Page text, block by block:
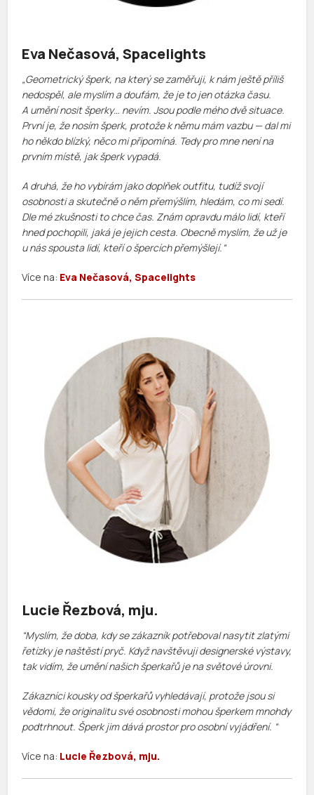
Eva Nečasová, Spacelights
„Geometrický šperk, na který se zaměřuji, k nám ještě příliš
nedospěl, ale myslím a doufám, že je to jen otázka času.
A umění nosit šperky… nevím. Jsou podle mého dvě situace.
První je, že nosím šperk, protože k němu mám vazbu — dal mi
ho někdo blízký, něco mi připomíná. Tedy pro mne není na
prvním místě, jak šperk vypadá.
A druhá, že ho vybírám jako doplňek outfitu, tudíž svojí
osobnosti a skutečně o něm přemýšlím, hledám, co mi sedí.
Dle mé zkušnosti to chce čas. Znám opravdu málo lidí, kteří
hned pochopili, jaká je jejich cesta. Obecně myslím, že už je
u nás spousta lidí, kteří o špercích přemýšlejí.“
Více na: Eva Nečasová, Spacelights
Lucie Řezbová, mju.
“Myslím, že doba, kdy se zákazník potřeboval nasytit zlatými
řetízky je naštěstí pryč. Když navštěvuji designerské výstavy,
tak vidím, že umění našich šperkařů je na světové úrovni.
Zákazníci kousky od šperkařů vyhledávají, protože jsou si
vědomi, že originalitu své osobnosti mohou šperkem mnohdy
podtrhnout. Šperk jim dává prostor pro osobní vyjádření. “
Více na: Lucie Řezbová, mju.